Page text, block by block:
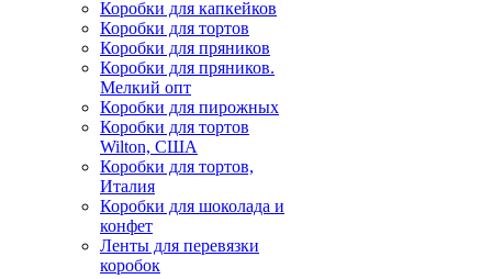
Коробки для капкейков
Коробки для тортов
Коробки для пряников
Коробки для пряников.
Мелкий опт
Коробки для пирожных
Коробки для тортов
Wilton, США
Коробки для тортов,
Италия
Коробки для шоколада и
конфет
Ленты для перевязки
коробок